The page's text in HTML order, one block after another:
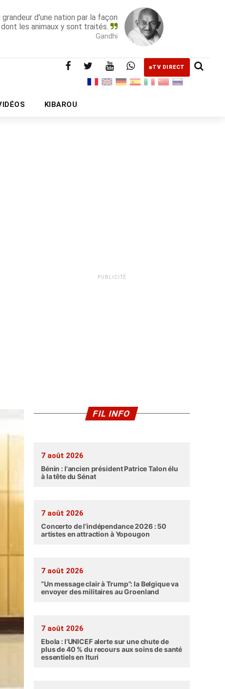
d'une nation par la façon
dont les animaux y sont traités.
Gandhi
TV DIRECT
KIBAROU
PUBLICITÉ
FIL INFO
7 août 2026
Bénin : l'ancien président Patrice Talon élu
à la tête du Sénat
7 août 2026
Concerto de l’indépendance 2026 : 50
artistes en attraction à Yopougon
7 août 2026
“Un message clair à Trump”: la Belgique va
envoyer des militaires au Groenland
7 août 2026
Ebola : l’UNICEF alerte sur une chute de
plus de 40 % du recours aux soins de santé
essentiels en Ituri